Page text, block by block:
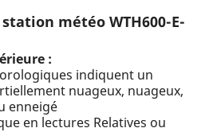
météo WTH600-E-
:
indiquent un
nuageux, nuageux,
enneigé
en lectures Relatives ou